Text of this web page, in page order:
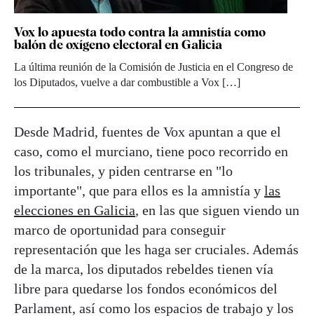
Vox lo apuesta todo contra la amnistía como
balón de oxígeno electoral en Galicia
La última reunión de la Comisión de Justicia en el Congreso de
los Diputados, vuelve a dar combustible a Vox […]
Desde Madrid, fuentes de Vox apuntan a que el
caso, como el murciano, tiene poco recorrido en
los tribunales, y piden centrarse en "lo
importante", que para ellos es la amnistía y las
elecciones en Galicia, en las que siguen viendo un
marco de oportunidad para conseguir
representación que les haga ser cruciales. Además
de la marca, los diputados rebeldes tienen vía
libre para quedarse los fondos económicos del
Parlament, así como los espacios de trabajo y los